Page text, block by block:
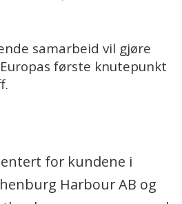
samarbeid vil gjøre
første knutepunkt
for kundene i
Harbour AB og